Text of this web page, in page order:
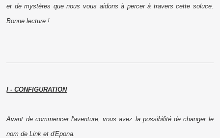
et de mystères que nous vous aidons à percer à travers cette soluce.
Bonne lecture !
I - CONFIGURATION
Avant de commencer l'aventure, vous avez la possibilité de changer le
nom de Link et d'Epona.